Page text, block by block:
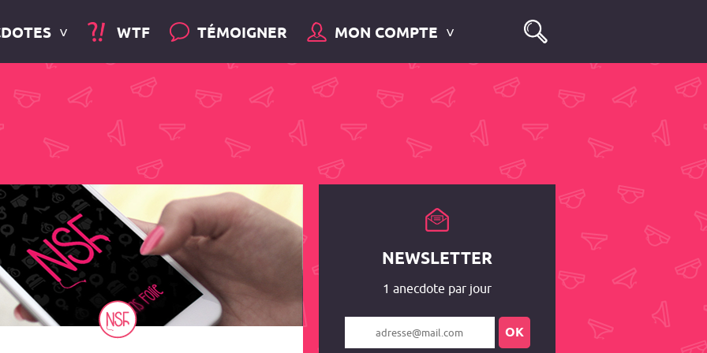
WTF TÉMOIGNER MON COMPTE
NEWSLETTER
1 anecdote par jour
OK